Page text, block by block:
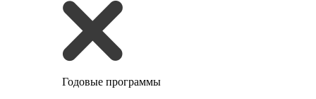
Годовые программы